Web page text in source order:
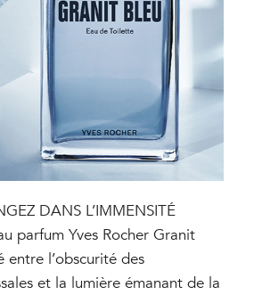
DANS L’IMMENSITÉ
parfum Yves Rocher Granit
l’obscurité des
et la lumière émanant de la